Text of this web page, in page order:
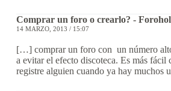
Comprar un foro o crearlo? -
14 MARZO, 2013 / 15:07
[…] comprar un foro con un número
a evitar el efecto discoteca. Es más fácil
registre alguien cuando ya hay muchos